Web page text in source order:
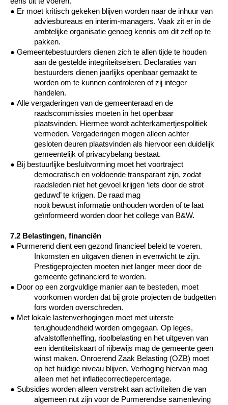
● Er moet kritisch gekeken blijven worden naar de inhuur van
adviesbureaus en interim-managers. Vaak zit er in de
ambtelijke organisatie genoeg kennis om dit zelf op te
pakken.
● Gemeentebestuurders dienen zich te allen tijde te houden
aan de gestelde integriteitseisen. Declaraties van
bestuurders dienen jaarlijks openbaar gemaakt te
worden om te kunnen controleren of zij integer
handelen.
● Alle vergaderingen van de gemeenteraad en de
raadscommissies moeten in het openbaar
plaatsvinden. Hiermee wordt achterkamertjespolitiek
vermeden. Vergaderingen mogen alleen achter
gesloten deuren plaatsvinden als hiervoor een duidelijk
gemeentelijk of privacybelang bestaat.
● Bij bestuurlijke besluitvorming moet het voortraject
democratisch en voldoende transparant zijn, zodat
raadsleden niet het gevoel krijgen ‘iets door de strot
geduwd’ te krijgen. De raad mag
nooit bewust informatie onthouden worden of te laat
geïnformeerd worden door het college van B&W.
7.2 Belastingen, financiën
● Purmerend dient een gezond financieel beleid te voeren.
Inkomsten en uitgaven dienen in evenwicht te zijn.
Prestigeprojecten moeten niet langer meer door de
gemeente gefinancierd te worden.
● Door op een zorgvuldige manier aan te besteden, moet
voorkomen worden dat bij grote projecten de budgetten
fors worden overschreden.
● Met lokale lastenverhogingen moet met uiterste
terughoudendheid worden omgegaan. Op leges,
afvalstoffenheffing, rioolbelasting en het uitgeven van
een identiteitskaart of rijbewijs mag de gemeente geen
winst maken. Onroerend Zaak Belasting (OZB) moet
op het huidige niveau blijven. Verhoging hiervan mag
alleen met het inflatiecorrectiepercentage.
● Subsidies worden alleen verstrekt aan activiteiten die van
algemeen nut zijn voor de Purmerendse samenleving